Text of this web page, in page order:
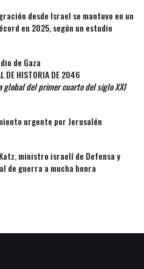
desde Israel se mantuvo en un
en 2025, según un estudio
de Gaza
DE HISTORIA DE 2046
global del primer cuarto del siglo XXI
urgente por Jerusalén
ministro israelí de Defensa y
de guerra a mucha honra